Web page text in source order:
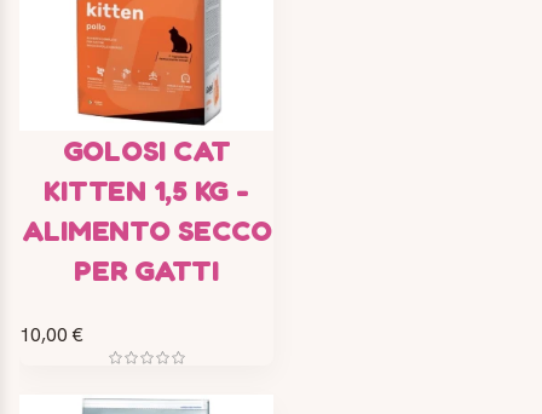
GOLOSI CAT
KITTEN 1,5 KG -
ALIMENTO SECCO
PER GATTI
10,00 €